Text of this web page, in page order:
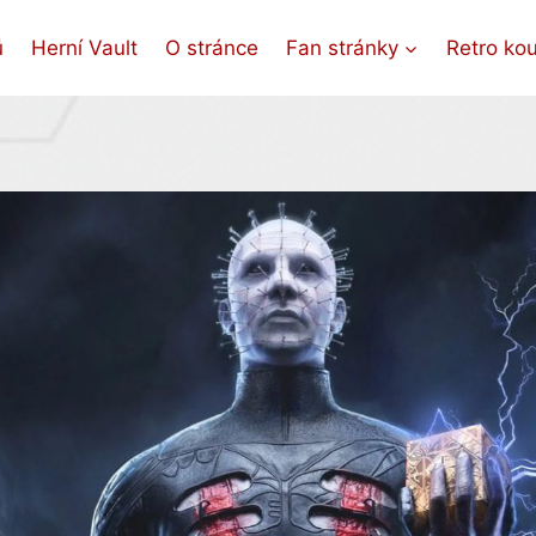
Herní Vault O stránce Fan stránky Retro